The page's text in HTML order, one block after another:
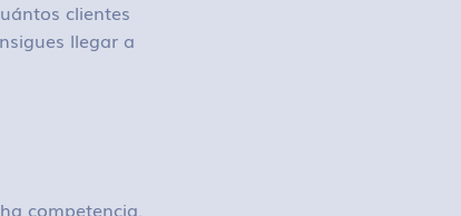
clientes
llegar a
competencia.